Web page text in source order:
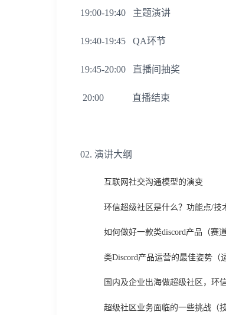
19:00-19:40 主题演讲
19:40-19:45 QA环节
19:45-20:00 直播间抽奖
20:00 直播结束
02. 演讲大纲
互联网社交沟通模型的演变
环信超级社区是什么？功能点/技
如何做好一款类discord产品（赛
类Discord产品运营的最佳姿势（
国内及企业出海做超级社区，环
超级社区业务面临的一些挑战（